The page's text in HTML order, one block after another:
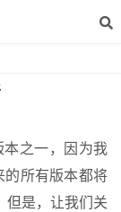
本之一，因为我
的所有版本都将
但是，让我们关